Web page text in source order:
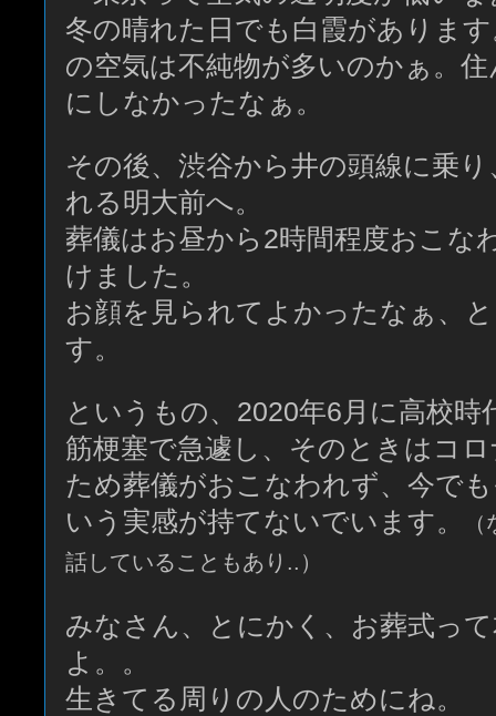
冬の晴れた日でも白霞がありま
の空気は不純物が多いのかぁ。
にしなかったなぁ。
その後、渋谷から井の頭線に乗
れる明大前へ。
葬儀はお昼から2時間程度おこな
けました。
お顔を見られてよかったなぁ、
す。
というもの、2020年6月に高校時
筋梗塞で急遽し、そのときはコ
ため葬儀がおこなわれず、今で
いう実感が持てないでいます。
話していることもあり..）
みなさん、とにかく、お葬式っ
よ。。
生きてる周りの人のためにね。